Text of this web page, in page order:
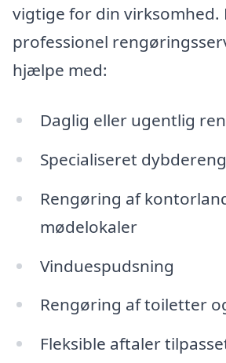
vigtige for din virksomhed.
professionel
hjælpe med:
Daglig eller ugentlig
Specialiseret
Rengøring af
mødelokaler
Vinduespudsning
Rengøring af toiletter
Fleksible aftaler